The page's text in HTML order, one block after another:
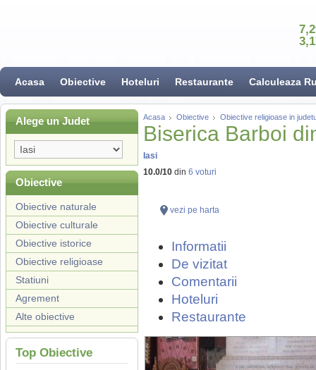
Acasa Obiective Hoteluri Restaurante Calculeaza
Alege un Judet
Obiective
Obiective naturale
Obiective culturale
Obiective istorice
Obiective religioase
Statiuni
Agrement
Alte obiective
Top Obiective
Acasa Obiective Obiective religioase in
Biserica Barboi
Iasi
10.0/10 din 6 voturi
vezi pe harta
Informatii
De vizitat
Comentarii
Hoteluri
Restaurante